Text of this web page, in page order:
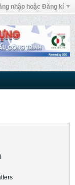
nhập hoặc Đăng kí